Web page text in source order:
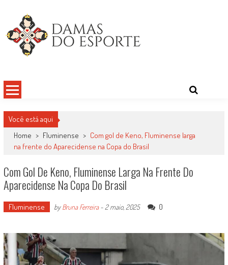
content
Você está aqui
Home > Fluminense > Com gol de Keno, Fluminense larga
na frente do Aparecidense na Copa do Brasil
Com Gol De Keno, Fluminense Larga Na Frente Do
Aparecidense Na Copa Do Brasil
Fluminense byBruna Ferreira- 2 maio, 2025 0